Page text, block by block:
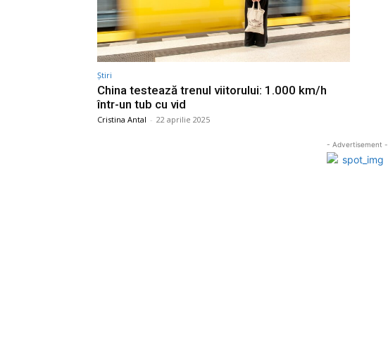
Știri
China testează trenul viitorului: 1.000 km/h
într-un tub cu vid
Cristina Antal - 22 aprilie 2025
- Advertisement -